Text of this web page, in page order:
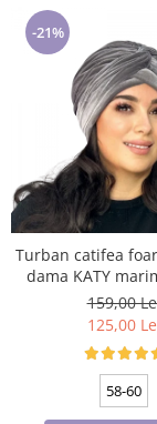
-21%
Turban catifea
dama KATY
captuseala polar,
deschis
159,00
125,00
58-60